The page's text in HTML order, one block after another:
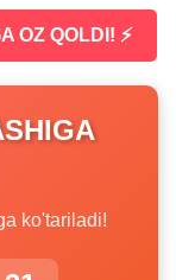
OZ QOLDI! ⚡
ko'tariladi!